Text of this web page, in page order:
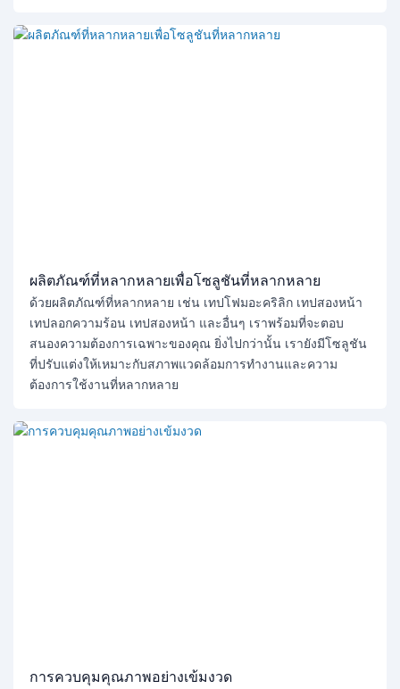
ผลิตภัณฑ์ที่หลากหลายเพื่อโซลูชันที่หลากหลาย
ด้วยผลิตภัณฑ์ที่หลากหลาย เช่น เทปโฟมอะคริลิก เทปสองหน้า
เทปลอกความร้อน เทปสองหน้า และอื่นๆ เราพร้อมที่จะตอบ
สนองความต้องการเฉพาะของคุณ ยิ่งไปกว่านั้น เรายังมีโซลูชัน
ที่ปรับแต่งให้เหมาะกับสภาพแวดล้อมการทำงานและความ
ต้องการใช้งานที่หลากหลาย
การควบคุมคุณภาพอย่างเข้มงวด